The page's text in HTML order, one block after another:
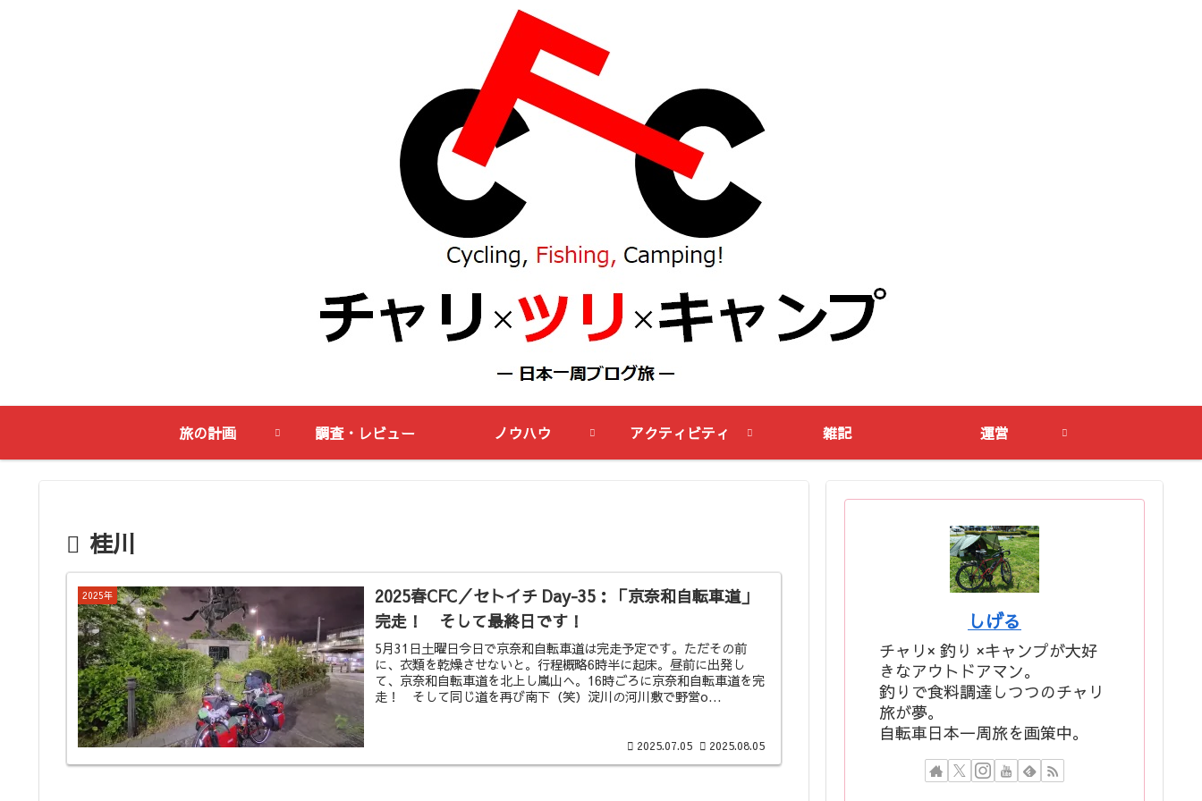
旅の計画 調査・レビュー ノウハウ アクティビティ 雑記 運営
桂川
2025年
2025春CFC／セトイチ Day-35：「京奈和自転車道」
完走！ そして最終日です！
5月31日土曜日今日で京奈和自転車道は完走予定です。ただその前
に、衣類を乾燥させないと。行程概略6時半に起床。昼前に出発し
て、京奈和自転車道を北上し嵐山へ。16時ごろに京奈和自転車道を完
走！ そして同じ道を再び南下（笑）淀川の河川敷で野営o...
2025.07.05 2025.08.05
しげる
チャリ× 釣り ×キャンプが大好
きなアウトドアマン。
釣りで食料調達しつつのチャリ
旅が夢。
自転車日本一周旅を画策中。